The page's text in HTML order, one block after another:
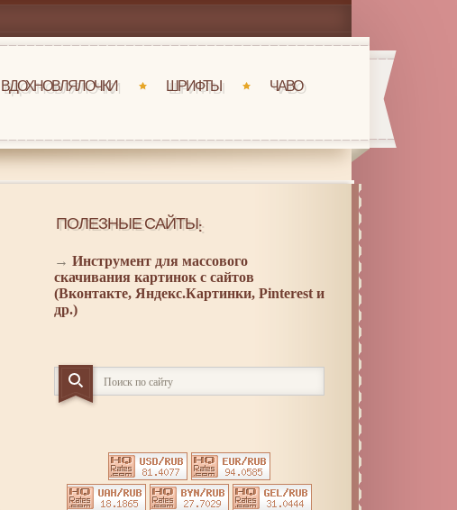
ВДОХНОВЛЯЛОЧКИ ШРИФТЫ ЧАВО
ПОЛЕЗНЫЕ САЙТЫ:
→ Инструмент для массового
скачивания картинок с сайтов
(Вконтакте, Яндекс.Картинки, Pinterest и
др.)